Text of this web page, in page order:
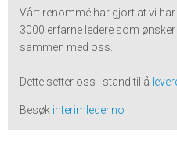
Vårt renommé har gjort at vi
3000 erfarne ledere som
sammen med oss.
Dette setter oss i stand til å
Besøk interimleder.no